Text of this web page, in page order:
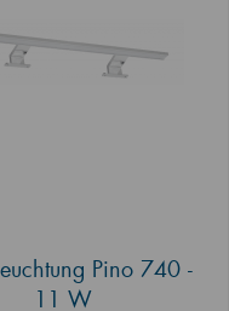
Pino 740 -
11 W